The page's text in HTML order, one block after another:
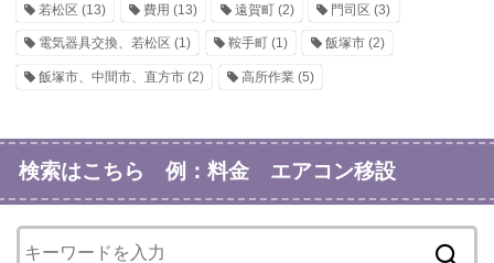
若松区 (13) 費用 (13) 遠賀町(2) 門司区 (3)
電気器具交換、若松区 (1) 鞍手町(1) 飯塚市(2)
飯塚市、中間市、直方市 (2) 高所作業(5)
検索はこちら 例：料金 エアコン移設